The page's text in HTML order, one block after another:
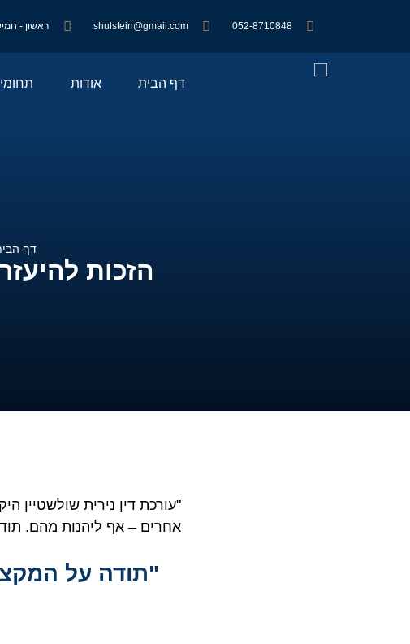
052-8710848
shulstein@gmail.com ראשון - חמישי 08:30 - 20:30 | שישי - 08:30-14:30
דף הבית אודות
דף
הזכות
"עורכת דין נירית שולשטיין
אחרים – אף ליהנות מהם.
"תודה על